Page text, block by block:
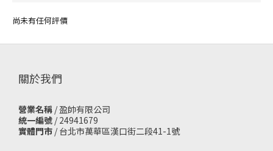
尚未有任何評價
關於我們
營業名稱 / 盈帥有限公司
統一編號 / 24941679
實體門市 / 台北市萬華區漢口街二段41-1號